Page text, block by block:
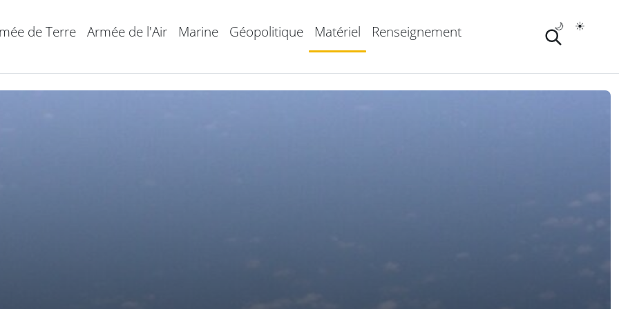
de Terre Armée de l'Air Marine Géopolitique Matériel Renseignement ☀️
🌙